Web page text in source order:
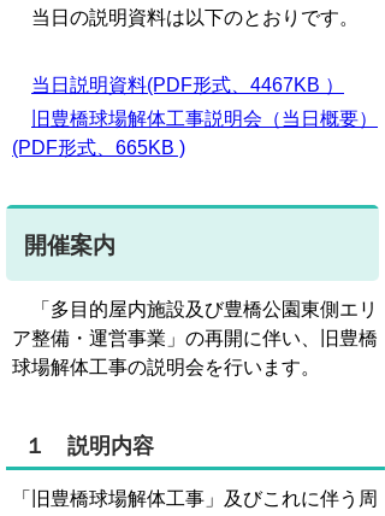
当日の説明資料は以下のとおりです。
当日説明資料(PDF形式、4467KB ）
旧豊橋球場解体工事説明会（当日概要）
(PDF形式、665KB )
開催案内
「多目的屋内施設及び豊橋公園東側エリ
ア整備・運営事業」の再開に伴い、旧豊橋
球場解体工事の説明会を行います。
１ 説明内容
「旧豊橋球場解体工事」及びこれに伴う周